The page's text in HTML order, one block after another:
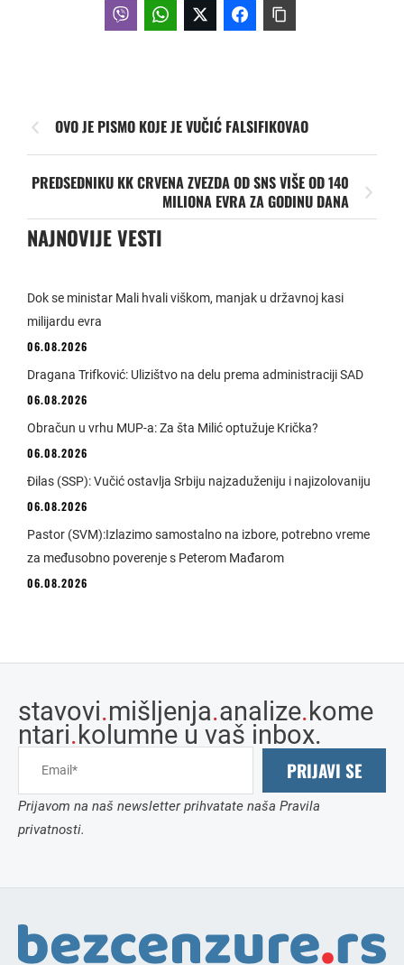
OVO JE PISMO KOJE JE VUČIĆ FALSIFIKOVAO
PREDSEDNIKU KK CRVENA ZVEZDA OD SNS VIŠE OD 140
MILIONA EVRA ZA GODINU DANA
NAJNOVIJE VESTI
Dok se ministar Mali hvali viškom, manjak u državnoj kasi
milijardu evra
06.08.2026
Dragana Trifković: Ulizištvo na delu prema administraciji SAD
06.08.2026
Obračun u vrhu MUP-a: Za šta Milić optužuje Krička?
06.08.2026
Đilas (SSP): Vučić ostavlja Srbiju najzaduženiju i najizolovaniju
06.08.2026
Pastor (SVM):Izlazimo samostalno na izbore, potrebno vreme
za međusobno poverenje s Peterom Mađarom
06.08.2026
stavovi.mišljenja.analize.kome
ntari.kolumne u vaš inbox.
PRIJAVI SE
Prijavom na naš newsletter prihvatate naša Pravila
privatnosti.